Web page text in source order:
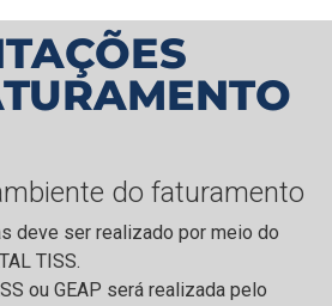
do faturamento
deve ser realizado por meio do
TISS.
ou GEAP será realizada pelo